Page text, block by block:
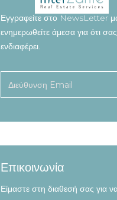
Εγγραφείτε στο NewsLetter
ενημερωθείτε άμεσα για ότι σας
ενδιαφέρει.
Επικοινωνία
Είμαστε στη διαθεσή σας για